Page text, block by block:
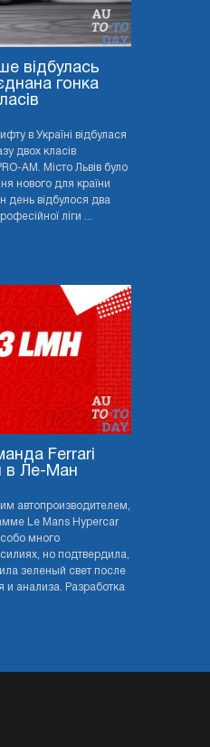
відбулась
гонка
в Україні відбулася
двох класів
AМ. Місто Львів було
нового для країни
день відбулося два
ліги ...
Ferrari
в Ле-Ман
автопроизводителем,
Le Mans Hypercar
много
но подтвердила,
зеленый свет после
и анализа. Разработка